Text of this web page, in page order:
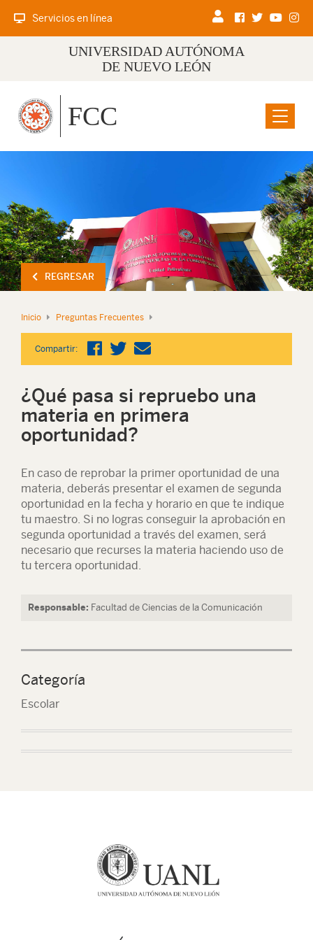
Servicios en línea
UNIVERSIDAD AUTÓNOMA
DE NUEVO LEÓN
Menu
FCC
REGRESAR
Inicio Preguntas Frecuentes
Compartir:
¿Qué pasa si repruebo una
materia en primera
oportunidad?
En caso de reprobar la primer oportunidad de una
materia, deberás presentar el examen de segunda
oportunidad en la fecha y horario en que te indique
tu maestro. Si no logras conseguir la aprobación en
segunda oportunidad a través del examen, será
necesario que recurses la materia haciendo uso de
tu tercera oportunidad.
Responsable: Facultad de Ciencias de la Comunicación
Categoría
Escolar